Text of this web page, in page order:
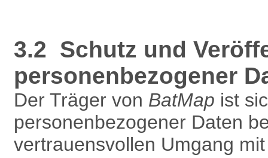
3.2 Schutz und
personenbezogener
Der Träger von BatMap ist
personenbezogener Daten
vertrauensvollen Umgang